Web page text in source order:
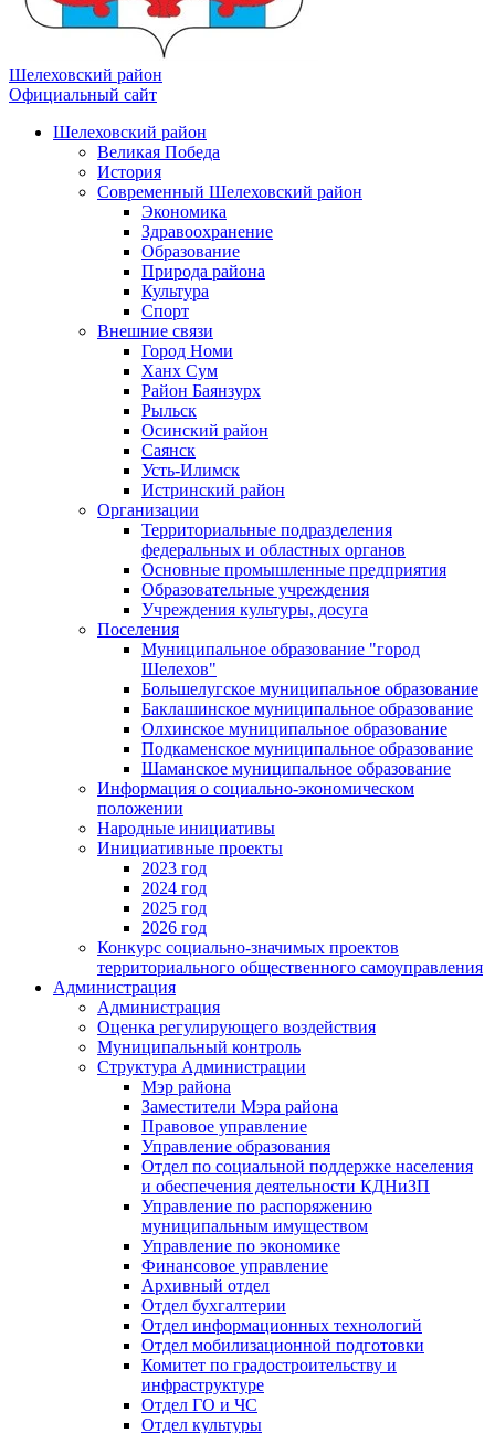
Шелеховский район
Официальный сайт
Шелеховский район
Великая Победа
История
Современный Шелеховский район
Экономика
Здравоохранение
Образование
Природа района
Культура
Спорт
Внешние связи
Город Номи
Ханх Сум
Район Баянзурх
Рыльск
Осинский район
Саянск
Усть-Илимск
Истринский район
Организации
Территориальные подразделения
федеральных и областных органов
Основные промышленные предприятия
Образовательные учреждения
Учреждения культуры, досуга
Поселения
Муниципальное образование "город
Шелехов"
Большелугское муниципальное образование
Баклашинское муниципальное образование
Олхинское муниципальное образование
Подкаменское муниципальное образование
Шаманское муниципальное образование
Информация о социально-экономическом
положении
Народные инициативы
Инициативные проекты
2023 год
2024 год
2025 год
2026 год
Конкурс социально-значимых проектов
территориального общественного самоуправления
Администрация
Администрация
Оценка регулирующего воздействия
Муниципальный контроль
Структура Администрации
Мэр района
Заместители Мэра района
Правовое управление
Управление образования
Отдел по социальной поддержке населения
и обеспечения деятельности КДНиЗП
Управление по распоряжению
муниципальным имуществом
Управление по экономике
Финансовое управление
Архивный отдел
Отдел бухгалтерии
Отдел информационных технологий
Отдел мобилизационной подготовки
Комитет по градостроительству и
инфраструктуре
Отдел ГО и ЧС
Отдел культуры